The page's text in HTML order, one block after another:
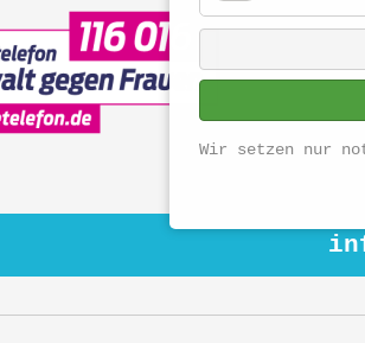
Wir setzen nur